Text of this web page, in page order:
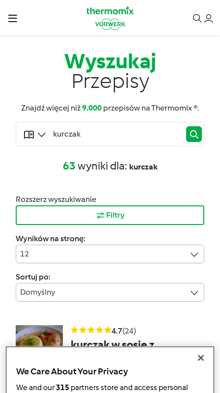
Wyszukaj
Przepisy
Znajdź więcej niż9.000 przepisów na Thermomix ®.
63wyniki dla: kurczak
Rozszerz wyszukiwanie
Filtry
Wyników na stronę:
12
Sortuj po:
Domyślny
4.7(24)
kurczak w sosie z
przezGość
We Care About Your Privacy
We and our315 partners store and access personal